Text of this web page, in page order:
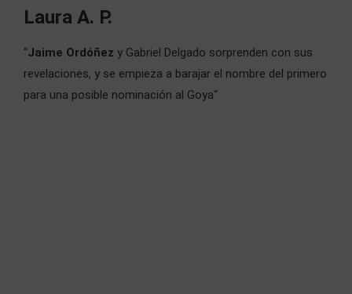
Laura A. P.
“Jaime Ordóñez y Gabriel Delgado sorprenden con sus
revelaciones, y se empieza a barajar el nombre del primero
para una posible nominación al Goya“